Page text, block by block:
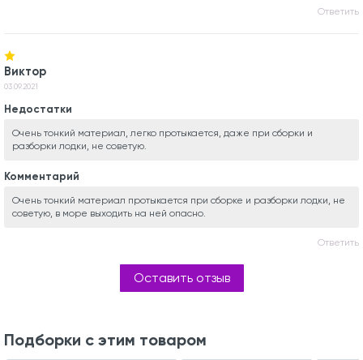
Ответить
Виктор
03.09.2021
Недостатки
Очень тонкий материал, легко протыкается, даже при сборки и
разборки лодки, не советую.
Комментарий
Очень тонкий материал протыкается при сборке и разборки лодки, не
советую, в море выходить на ней опасно.
Ответить
Оставить отзыв
Подборки с этим товаром